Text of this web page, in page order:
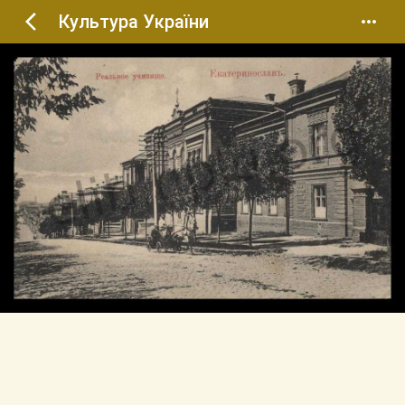
Культура України